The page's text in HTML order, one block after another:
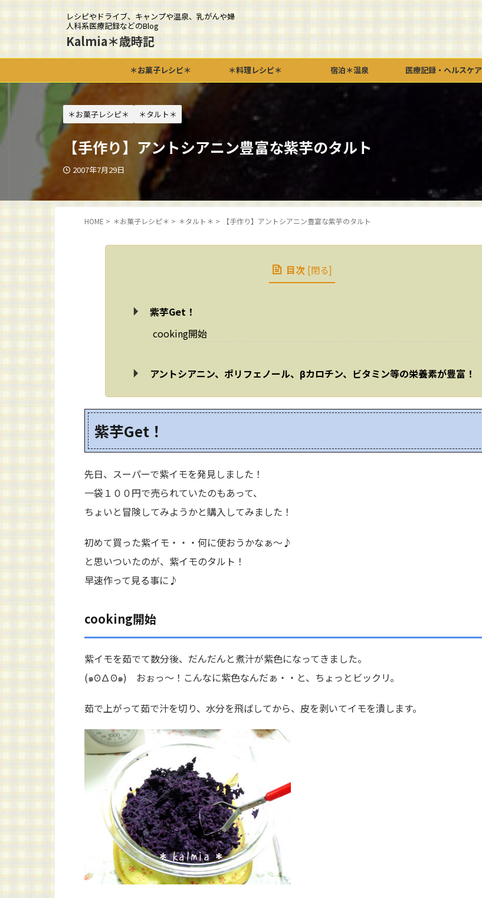
レシピやドライブ、キャンプや温泉、乳がんや婦
人科系医療記録などのBlog
Kalmia＊歳時記
＊お菓子レシピ＊ ＊料理レシピ＊ 宿泊＊温泉 医療記録・ヘルスケア
＊お菓子レシピ＊ ＊タルト＊
【手作り】アントシアニン豊富な紫芋のタルト
2007年7月29日
HOME > ＊お菓子レシピ＊ > ＊タルト＊ > 【手作り】アントシアニン豊富な紫芋のタルト
目次 [閉る]
紫芋Get！
cooking開始
アントシアニン、ポリフェノール、βカロチン、ビタミン等の栄養素が豊富！
紫芋Get！
先日、スーパーで紫イモを発見しました！
一袋１００円で売られていたのもあって、
ちょいと冒険してみようかと購入してみました！
初めて買った紫イモ・・・何に使おうかなぁ～♪
と思いついたのが、紫イモのタルト！
早速作って見る事に♪
cooking開始
紫イモを茹でて数分後、だんだんと煮汁が紫色になってきました。
(๑ʘ∆ʘ๑) おぉっ～！こんなに紫色なんだぁ・・と、ちょっとビックリ。
茹で上がって茹で汁を切り、水分を飛ばしてから、皮を剥いてイモを潰します。